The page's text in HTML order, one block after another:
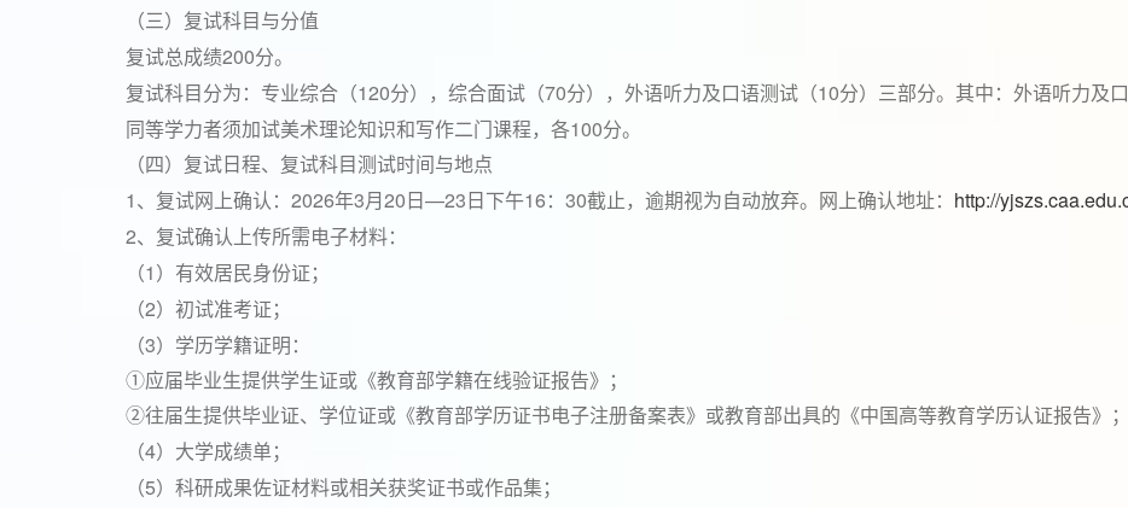
（三）复试科目与分值
复试总成绩200分。
复试科目分为：专业综合（120分），综合面试（70分），外语听力及口语测试（10分）三部分。其中：外语听力及
同等学力者须加试美术理论知识和写作二门课程，各100分。
（四）复试日程、复试科目测试时间与地点
1 、复试网上确认： 2026年3月 20 日 —23 日下午16 ： 30截止，逾期视为自动放弃。网上确认地址： http://
2、复试确认上传所需电子材料：
（1 ）有效居民身份证；
（2）初试准考证；
（3）学历学籍证明：
①应届毕业生提供学生证或《教育部学籍在线验证报告》；
②往届生提供毕业证、学位证或《教育部学历证书电子注册备案表》或教育部出具的《中国高等教育学历认证报告》；
（4）大学成绩单；
（5）科研成果佐证材料或相关获奖证书或作品集；